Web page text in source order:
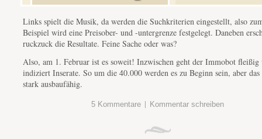
Links spielt die Musik, da werden die Suchkriterien eingestellt, also
Beispiel wird eine Preisober- und -untergrenze festgelegt. Daneben
ruckzuck die Resultate. Feine Sache oder was?
Also, am 1. Februar ist es soweit! Inzwischen geht der Immobot fleißig
indiziert Inserate. So um die 40.000 werden es zu Beginn sein, aber
stark ausbaufähig.
5 Kommentare | Kommentar schreiben